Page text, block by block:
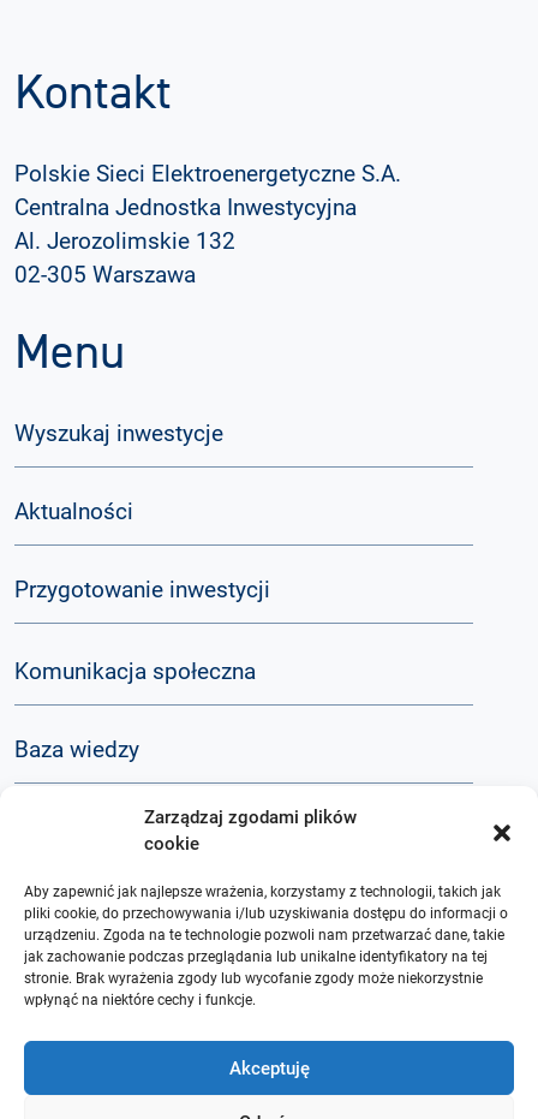
Zarządzaj zgodami plików
cookie
Aby zapewnić jak najlepsze wrażenia, korzystamy z technologii, takich jak
pliki cookie, do przechowywania i/lub uzyskiwania dostępu do informacji o
urządzeniu. Zgoda na te technologie pozwoli nam przetwarzać dane, takie
jak zachowanie podczas przeglądania lub unikalne identyfikatory na tej
stronie. Brak wyrażenia zgody lub wycofanie zgody może niekorzystnie
wpłynąć na niektóre cechy i funkcje.
Akceptuję
Kontakt
Polskie Sieci Elektroenergetyczne S.A.
Centralna Jednostka Inwestycyjna
Al. Jerozolimskie 132
02-305 Warszawa
Menu
Wyszukaj inwestycje
Aktualności
Przygotowanie inwestycji
Komunikacja społeczna
Baza wiedzy
O nas